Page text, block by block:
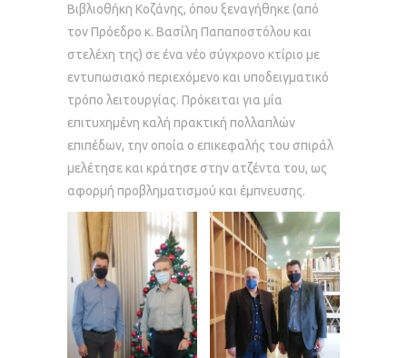
Βιβλιοθήκη Κοζάνης, όπου ξεναγήθηκε (από
τον Πρόεδρο κ. Βασίλη Παπαποστόλου και
στελέχη της) σε ένα νέο σύγχρονο κτίριο με
εντυπωσιακό περιεχόμενο και υποδειγματικό
τρόπο λειτουργίας. Πρόκειται για μία
επιτυχημένη καλή πρακτική πολλαπλών
επιπέδων, την οποία ο επικεφαλής του σπιράλ
μελέτησε και κράτησε στην ατζέντα του, ως
αφορμή προβληματισμού και έμπνευσης.